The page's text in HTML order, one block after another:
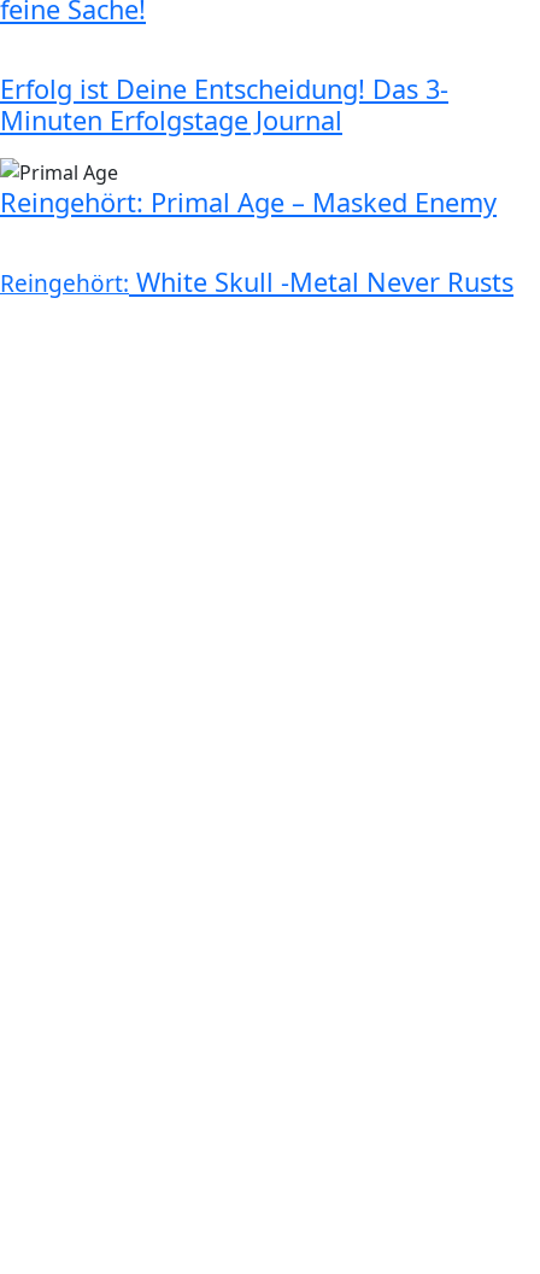
feine Sache!
Erfolg ist Deine Entscheidung! Das 3-
Minuten Erfolgstage Journal
Reingehört: Primal Age – Masked Enemy
Reingehört: White Skull -Metal Never Rusts